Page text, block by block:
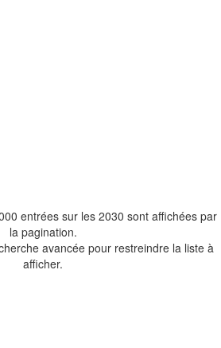
entrées sur les 2030 sont affichées par
la pagination.
avancée pour restreindre la liste à
afficher.